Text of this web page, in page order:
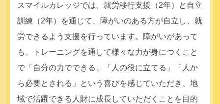
スマイルカレッジでは、就労移行支援（2年）と自立
訓練（2年）を通じて、障がいのある方が自立し、就
労できるよう支援を行っています。障がいがあって
も、トレーニングを通して様々な力が身につくこと
で「自分の力でできる」「人の役に立てる」「人か
ら必要とされる」という喜びを感じていただき、地
域で活躍できる人財に成長していただくことを目的